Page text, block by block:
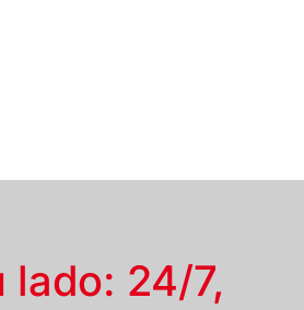
lado: 24/7,